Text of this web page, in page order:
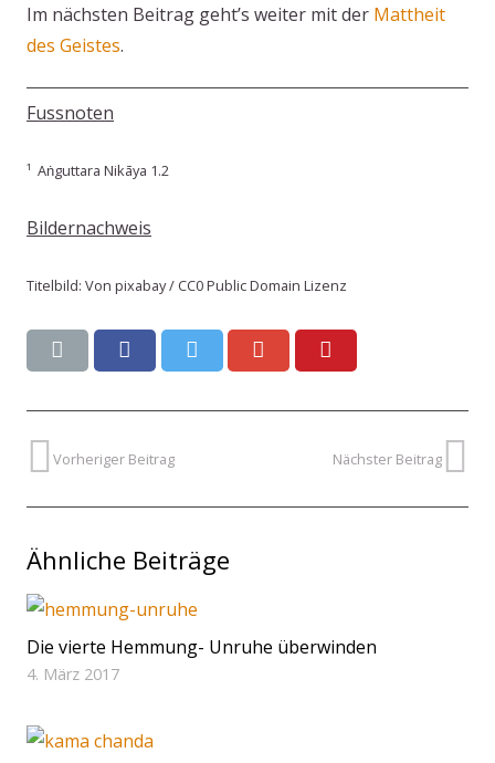
Im nächsten Beitrag geht’s weiter mit der Mattheit
des Geistes.
Fussnoten
¹ Aṅguttara Nikāya 1.2
Bildernachweis
Titelbild: Von pixabay / CC0 Public Domain Lizenz
Vorheriger Beitrag Nächster Beitrag
Ähnliche Beiträge
Die vierte Hemmung- Unruhe überwinden
4. März 2017